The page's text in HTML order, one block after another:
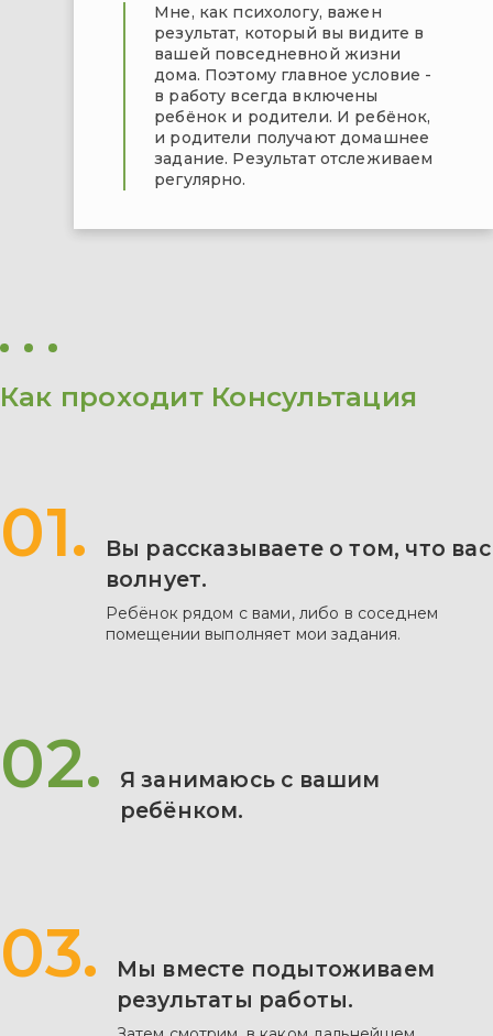
Мне, как психологу, важен
результат, который вы видите в
вашей повседневной жизни
дома. Поэтому главное условие -
в работу всегда включены
ребёнок и родители. И ребёнок,
и родители получают домашнее
задание. Результат отслеживаем
регулярно.
Как проходит Консультация
01.
Вы рассказываете о том, что вас
волнует.
Ребёнок рядом с вами, либо в соседнем
помещении выполняет мои задания.
02.
Я занимаюсь с вашим
ребёнком.
03.
Мы вместе подытоживаем
результаты работы.